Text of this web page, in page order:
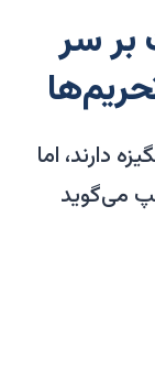
بر سر
دارند، اما
می‌گوید